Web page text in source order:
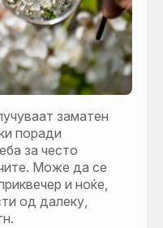
заматен
поради
за често
Може да се
и ноќе,
од далеку,